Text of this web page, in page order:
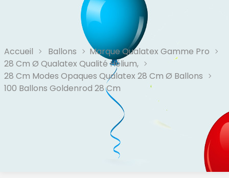
Accueil Ballons
Marque Qualatex Gamme Pro
28 Cm Ø Qualatex Qualité Hélium,
28 Cm Modes Opaques Qualatex 28 Cm Ø Ballons
100 Ballons Goldenrod 28 Cm